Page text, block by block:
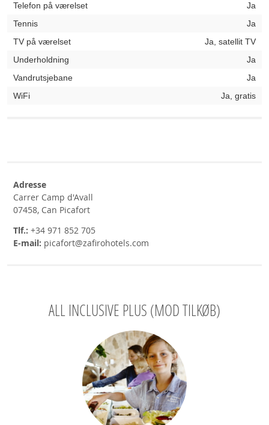
Telefon på værelset
Ja
Tennis
Ja
TV på værelset
Ja, satellit TV
Underholdning
Ja
Vandrutsjebane
Ja
WiFi
Ja, gratis
Adresse
Carrer Camp d'Avall
07458, Can Picafort
Tlf.: +34 971 852 705
E-mail: picafort@zafirohotels.com
ALL INCLUSIVE PLUS (MOD TILKØB)